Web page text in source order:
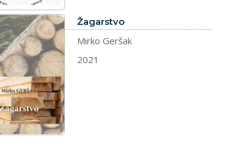
dokument
Žagarstvo
Mirko Geršak
2021